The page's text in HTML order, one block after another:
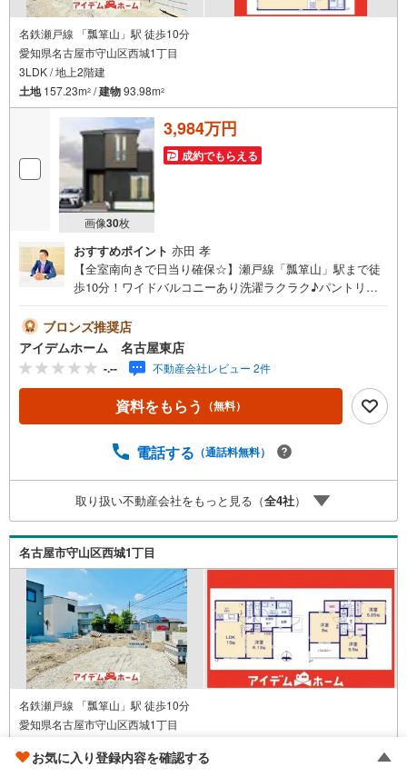
名鉄瀬戸線 「瓢箪山」駅 徒歩10分
愛知県名古屋市守山区西城1丁目
3LDK / 地上2階建
土地157.23m2 /建物93.98m2
画像30枚
3,984万円
成約でもらえる
おすすめポイント 亦田 孝
【全室南向きで日当り確保☆】瀬戸線「瓢箪山」駅まで徒
歩10分！ワイドバルコニーあり洗濯ラクラク♪パントリ
せお待ちしております☆＼守山区西城2期☆全6棟【6号
棟】/当日のご来店・ご見学、大歓迎♪【安心】耐震等級3取
得【品質】設計住宅性能評価書、建設住宅性能評価書【充
実】浴室換気乾燥機、浄水器、LOW-Eガラス■ゆとりーと
ライン「金屋」駅 徒歩8分（約640m）■名鉄瀬戸線「瓢箪
山」駅 徒歩10分（約740m）■西城小学校:徒歩4分（約310
丈夫！＞*水曜日も営業しております！*今から見たい！聞
す！*自営業の方・買い替えの方など資金計画でご不安な方
もおまかせください！弊社HPにて物件のルームツアーMOV
IEを公開中!!写真だけでは伝わらない物件の魅力をたっぷり
ご紹介しております♪
ブロンズ推奨店
アイデムホーム 名古屋東店
-.-- 不動産会社レビュー 2件
資料をもらう （無料）
電話する （通話料無料）
取り扱い不動産会社をもっと見る（全4社）
名古屋市守山区西城1丁目
名鉄瀬戸線 「瓢箪山」駅 徒歩10分
愛知県名古屋市守山区西城1丁目
土地199.3m2 /建物100.81m2
お気に入り登録内容を確認する